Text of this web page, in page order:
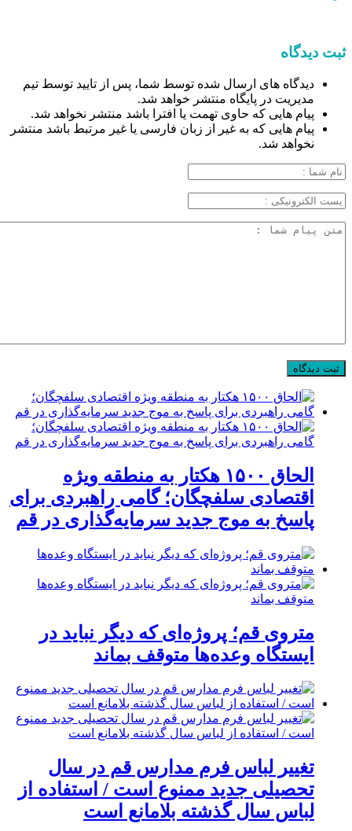
ثبت دیدگاه
دیدگاه های ارسال شده توسط شما، پس از تایید توسط تیم
مدیریت در پایگاه منتشر خواهد شد.
پیام هایی که حاوی تهمت یا افترا باشد منتشر نخواهد شد.
پیام هایی که به غیر از زبان فارسی یا غیر مرتبط باشد منتشر
نخواهد شد.
الحاق ۱۵۰۰ هکتار به منطقه ویژه
اقتصادی سلفچگان؛ گامی راهبردی برای
پاسخ به موج جدید سرمایه‌گذاری در قم
متروی قم؛ پروژه‌ای که دیگر نباید در
ایستگاه وعده‌ها متوقف بماند
تغییر لباس فرم مدارس قم در سال
تحصیلی جدید ممنوع است / استفاده از
لباس سال گذشته بلامانع است